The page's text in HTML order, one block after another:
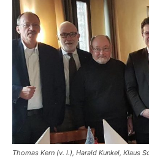
Thomas Kern (v. l.), Harald Kunkel, Klaus